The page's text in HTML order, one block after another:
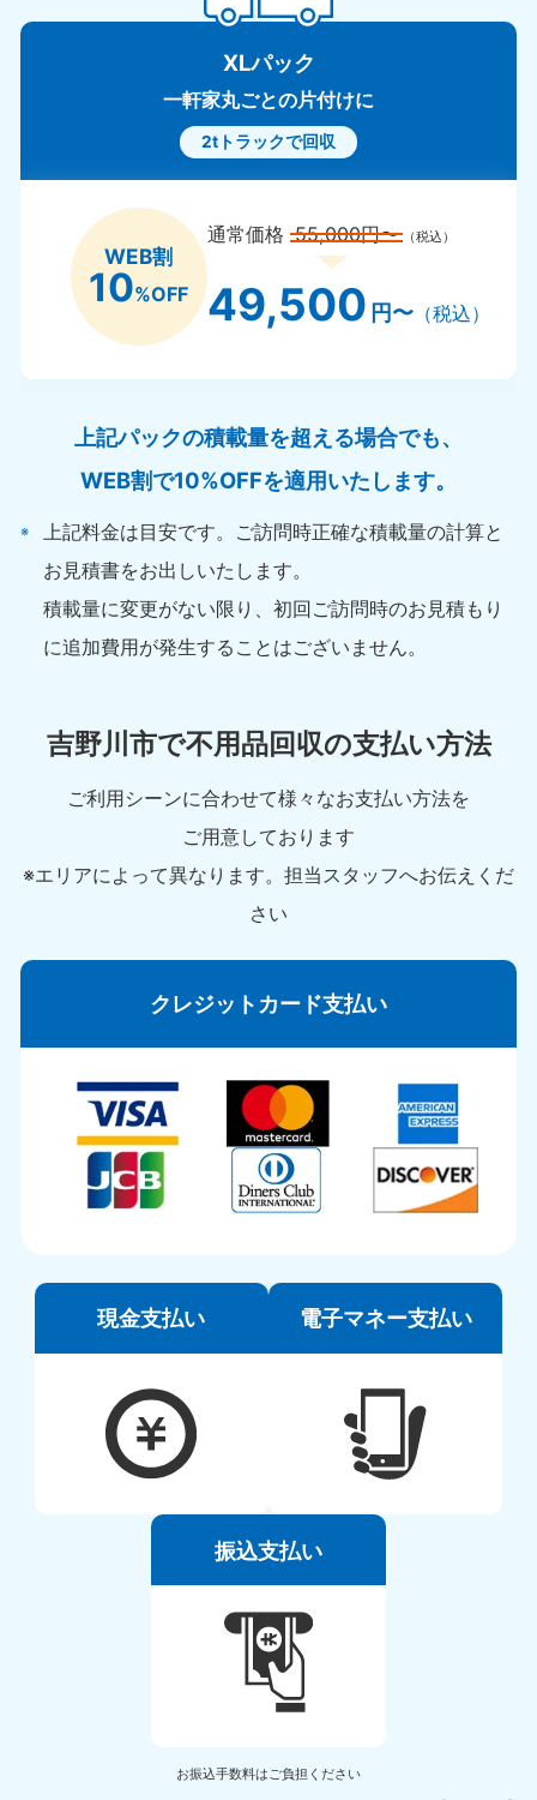
XLパック
一軒家丸ごとの片付けに
2tトラックで回収
WEB割
10%OFF
通常価格55,000円〜 （税込）
49,500 円〜（税込）
上記パックの積載量を超える場合でも、
WEB割で10%OFFを適用いたします。
上記料金は目安です。ご訪問時正確な積載量の計算と
お見積書をお出しいたします。
積載量に変更がない限り、初回ご訪問時のお見積もり
に追加費用が発生することはございません。
吉野川市で不用品回収の支払い方法
ご利用シーンに合わせて様々なお支払い方法を
ご用意しております
※エリアによって異なります。担当スタッフへお伝えくだ
さい
クレジットカード支払い
現金支払い 電子マネー支払い
振込支払い
お振込手数料はご負担ください